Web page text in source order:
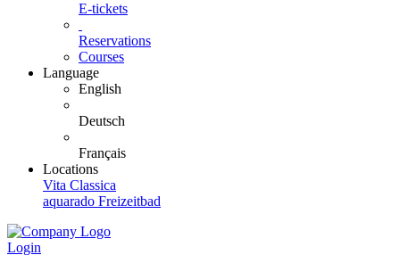
E-tickets
Reservations
Courses
Language
English
Deutsch
Français
Locations
Vita Classica
aquarado Freizeitbad
Login